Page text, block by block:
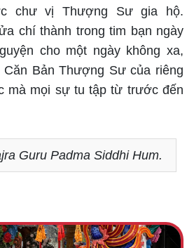
chư vị Thượng Sư gia hộ.
chí thành trong tim bạn ngày
cho một ngày không xa,
Căn Bản Thượng Sư của riêng
mà mọi sự tu tập từ trước đến
Guru Padma Siddhi Hum.